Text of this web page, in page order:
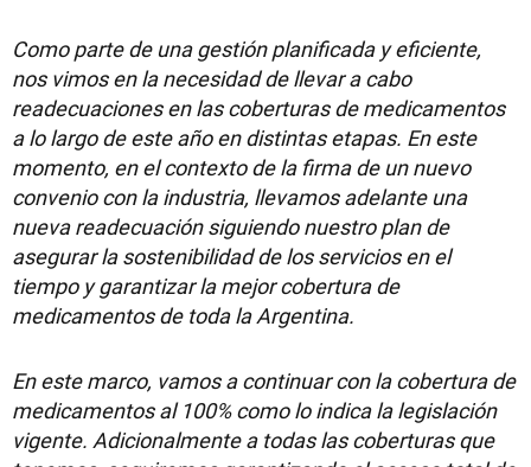
Como parte de una gestión planificada y eficiente,
nos vimos en la necesidad de llevar a cabo
readecuaciones en las coberturas de medicamentos
a lo largo de este año en distintas etapas. En este
momento, en el contexto de la firma de un nuevo
convenio con la industria, llevamos adelante una
nueva readecuación siguiendo nuestro plan de
asegurar la sostenibilidad de los servicios en el
tiempo y garantizar la mejor cobertura de
medicamentos de toda la Argentina.
En este marco, vamos a continuar con la cobertura de
medicamentos al 100% como lo indica la legislación
vigente. Adicionalmente a todas las coberturas que